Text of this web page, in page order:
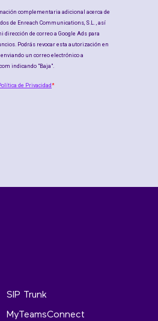
SIP Trunk
MyTeamsConnect